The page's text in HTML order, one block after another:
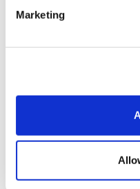
Marketing
Winter = Alle 30
Laden Sie unsere
Bekannte Ereignisse
beeinträchtigen könnten:
Bootsfahrt:durchgeführt